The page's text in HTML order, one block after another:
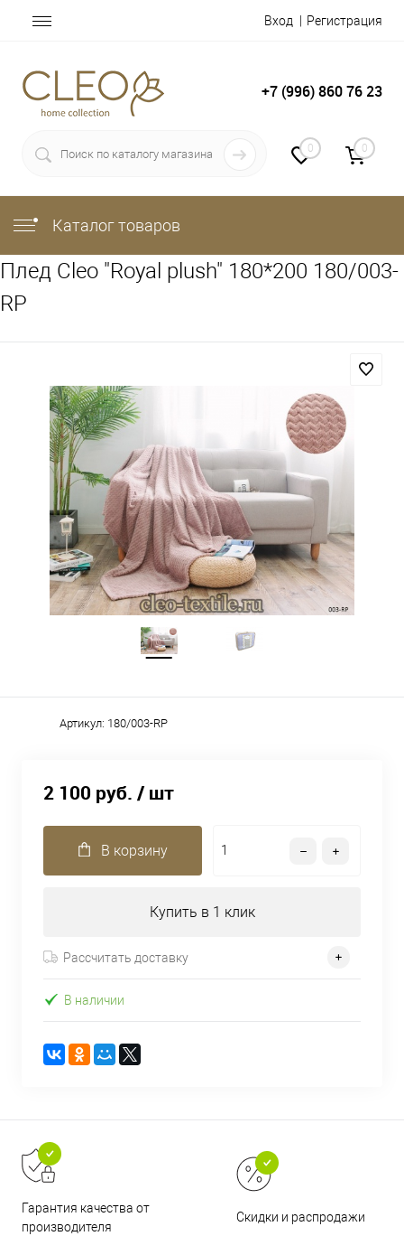
Вход Регистрация
+7 (996) 860 76 23
0 0
Каталог товаров
Плед Cleo "Royal plush" 180*200 180/003-
RP
Артикул: 180/003-RP
2 100 руб. / шт
В корзину
Купить в 1 клик
Рассчитать доставку
В наличии
Гарантия качества от
производителя
Скидки и распродажи